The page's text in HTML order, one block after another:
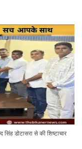
डोटासरा से की शिष्टाचार